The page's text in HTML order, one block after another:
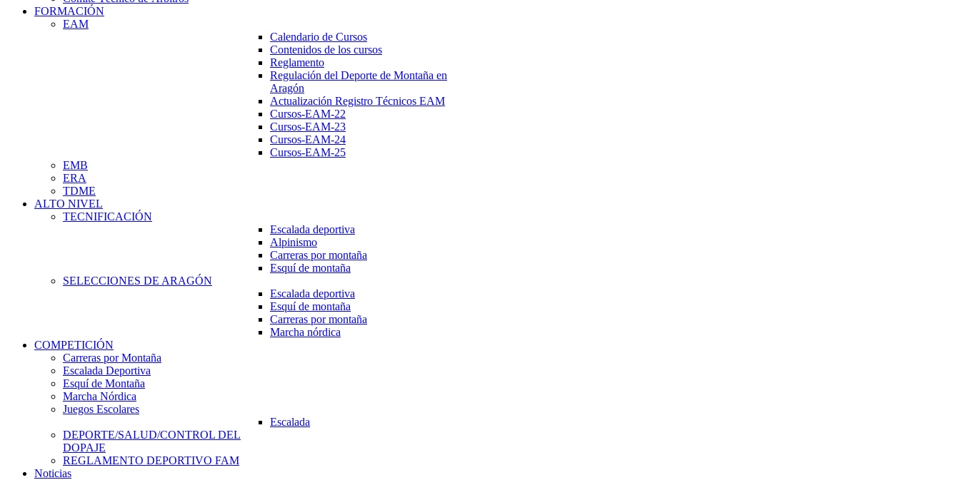
FORMACIÓN
EAM
Calendario de Cursos
Contenidos de los cursos
Reglamento
Regulación del Deporte de Montaña en
Aragón
Actualización Registro Técnicos EAM
Cursos-EAM-22
Cursos-EAM-23
Cursos-EAM-24
Cursos-EAM-25
EMB
ERA
TDME
ALTO NIVEL
TECNIFICACIÓN
Escalada deportiva
Alpinismo
Carreras por montaña
Esquí de montaña
SELECCIONES DE ARAGÓN
Escalada deportiva
Esquí de montaña
Carreras por montaña
Marcha nórdica
COMPETICIÓN
Carreras por Montaña
Escalada Deportiva
Esquí de Montaña
Marcha Nórdica
Juegos Escolares
Escalada
DEPORTE/SALUD/CONTROL DEL
DOPAJE
REGLAMENTO DEPORTIVO FAM
Noticias